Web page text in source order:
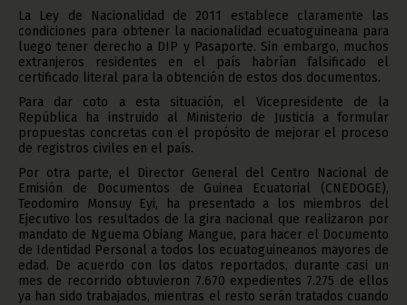
La Ley de Nacionalidad de 2011 establece claramente las
condiciones para obtener la nacionalidad ecuatoguineana para
luego tener derecho a DIP y Pasaporte. Sin embargo, muchos
extranjeros residentes en el país habrían falsificado el
certificado literal para la obtención de estos dos documentos.
Para dar coto a esta situación, el Vicepresidente de la
República ha instruido al Ministerio de Justicia a formular
propuestas concretas con el propósito de mejorar el proceso
de registros civiles en el país.
Por otra parte, el Director General del Centro Nacional de
Emisión de Documentos de Guinea Ecuatorial (CNEDOGE),
Teodomiro Monsuy Eyi, ha presentado a los miembros del
Ejecutivo los resultados de la gira nacional que realizaron por
mandato de Nguema Obiang Mangue, para hacer el Documento
de Identidad Personal a todos los ecuatoguineanos mayores de
edad. De acuerdo con los datos reportados, durante casi un
mes de recorrido obtuvieron 7.670 expedientes 7.275 de ellos
ya han sido trabajados, mientras el resto serán tratados cuando